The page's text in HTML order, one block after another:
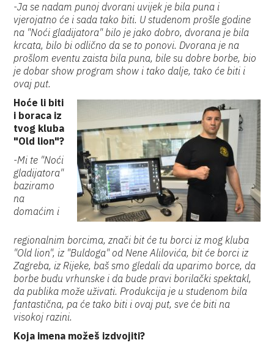
-Ja se nadam punoj dvorani uvijek je bila puna i
vjerojatno će i sada tako biti. U studenom prošle godine
na "Noći gladijatora" bilo je jako dobro, dvorana je bila
krcata, bilo bi odlično da se to ponovi. Dvorana je na
prošlom eventu zaista bila puna, bile su dobre borbe, bio
je dobar show program show i tako dalje, tako će biti i
ovaj put.
Hoće li biti
i boraca iz
tvog kluba
"Old lion"?
-Mi te "Noći
gladijatora"
baziramo
na
domaćim i
regionalnim borcima, znači bit će tu borci iz mog kluba
"Old lion", iz "Buldoga" od Nene Alilovića, bit će borci iz
Zagreba, iz Rijeke, baš smo gledali da uparimo borce, da
borbe budu vrhunske i da bude pravi borilački spektakl,
da publika može uživati. Produkcija je u studenom bila
fantastična, pa će tako biti i ovaj put, sve će biti na
visokoj razini.
Koja imena možeš izdvojiti?